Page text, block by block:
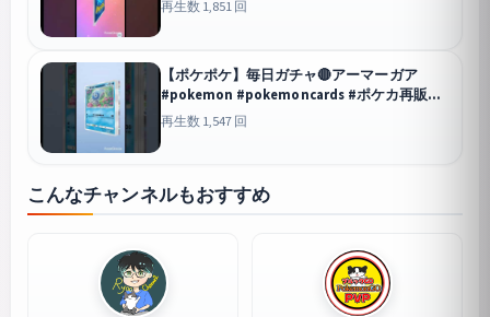
ンsv #おれポケ
再生数 1,851 回
【ポケポケ】毎日ガチャ🔴アーマーガア
#pokemon #pokemoncards #ポケカ再販最
新情報 #ポケモン #ポケモンカード #ポケモ
ンsv #おれポケ
再生数 1,547 回
こんなチャンネルもおすすめ